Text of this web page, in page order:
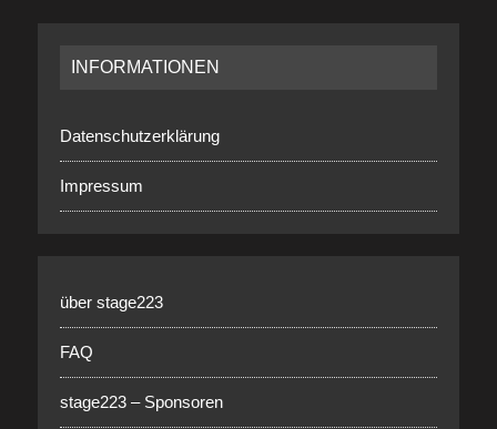
INFORMATIONEN
Datenschutzerklärung
Impressum
über stage223
FAQ
stage223 – Sponsoren